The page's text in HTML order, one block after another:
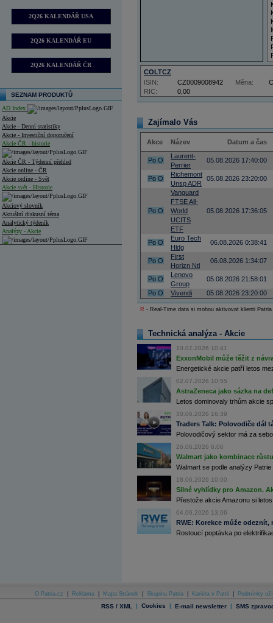
2Q26 KALENDÁŘ USA
2Q26 KALENDÁŘ EU
2Q26 KALENDÁŘ ČR
SEZNAM PRODUKTŮ
AD Index
Akcie
Akcie - Denní statistiky
Akcie - Investiční doporučení
Akcie ČR - historie
Akcie ČR - Týdenní přehled
Akcie online - ČR
Akcie online - Svět
Akcie svět - Historie
Akciový slovník
Aktuální diskusní téma
Analytický týdeník
Analýzy - Akcie
Databanka - Ceny
COLTCZ
RIC: 0,00
ISIN: CZ0009008942 Měna:
Zajímalo Vás
Akce Název Datum a čas
Po O
Laurent-
Perrier
05.08.2026 17:40:00
Po O
Richemont
Unsp ADR
05.08.2026 23:20:00
Po O
Vanguard
FTSE All-
World
UCITS
ETF
05.08.2026 17:36:05
Po O
Euro Tech
Hldg
06.08.2026 0:38:41
Po O
First
Horizn Ntl
06.08.2026 1:34:07
Po O
Lenovo
Group
05.08.2026 21:58:01
Po O Vivendi 05.08.2026 23:20:00
R - Real-Time data si mohou aktivovat klienti
Technická analýza - Akcie
10.07.2026 10:41
ExxonMobil může těžit z
Energetické akcie patří letos
02.07.2026 10:55
AstraZeneca jako sázka na
Letos dominovaly trhům akcie
30.06.2026 16:39
Traders Talk: Polovodiče dál
Polovodičový sektor má za
26.06.2026 6:06
Walmart jako kombinace
Walmart se podle analýzy
18.06.2026 10:00
Silné vyhlídky pro Amazon.
Přestože akcie Amazonu si
04.06.2026 13:06
RWE: Korekce může
Rostoucí poptávka po
O Patria.cz Reklama Mapa Stránek Skupina Patria Kariéra v Patrii Podmínky
RSS / XML | Cookies | E-mail newsletter | SMS